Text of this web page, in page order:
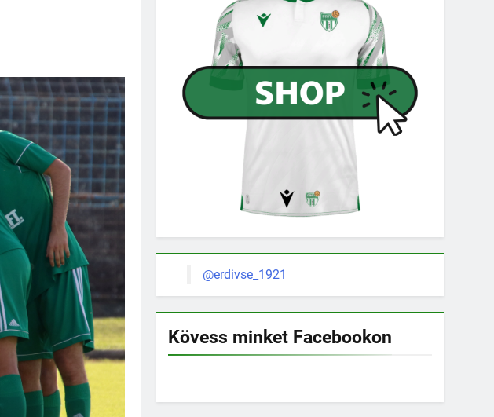
@erdivse_1921
Kövess minket Facebookon